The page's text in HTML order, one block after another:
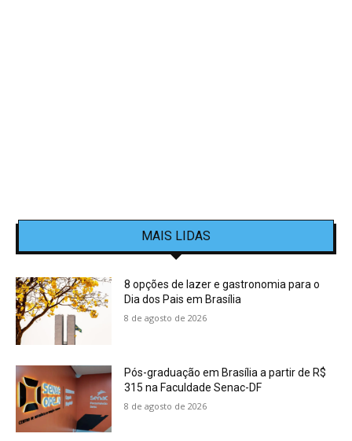
MAIS LIDAS
8 opções de lazer e gastronomia para o
Dia dos Pais em Brasília
8 de agosto de 2026
Pós-graduação em Brasília a partir de R$
315 na Faculdade Senac-DF
8 de agosto de 2026